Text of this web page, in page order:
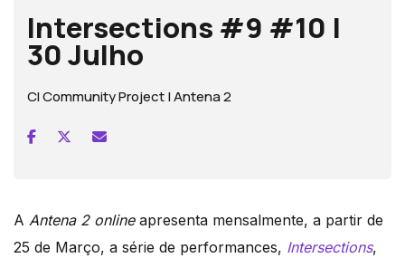
Intersections #9 #10 |
30 Julho
CI Community Project | Antena 2
A Antena 2 onlineapresenta mensalmente, a partir de
25 de Março, a série de performances, Intersections,